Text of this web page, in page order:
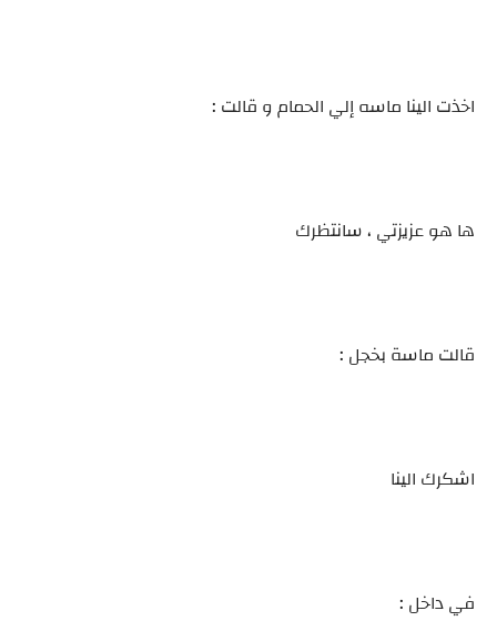
اخذت الينا ماسه إلي الحمام و قالت :
ها هو عزيزتي ، سانتظرك
قالت ماسة بخجل :
اشكرك الينا
في داخل :